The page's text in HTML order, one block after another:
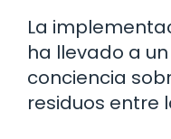
La
ha llevado a
conciencia
residuos entre